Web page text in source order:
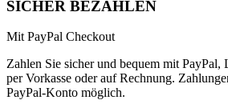
SICHER BEZAHLEN
Mit PayPal Checkout
Zahlen Sie sicher und bequem mit PayPal,
per Vorkasse oder auf Rechnung.
PayPal-Konto möglich.